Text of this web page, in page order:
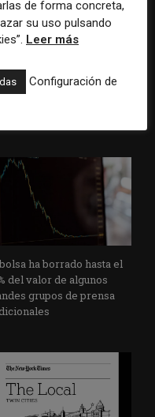
estrategias de los
ante la IA, la pérdida
y los cambios de
ha borrado hasta el
del valor de algunos
grupos de prensa
de forma concreta,
su uso pulsando
Leer más
Configuración de